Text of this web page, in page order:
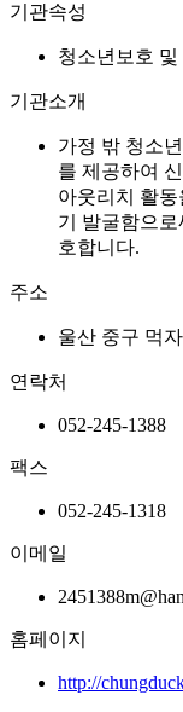
기관속성
청소년보호 및
기관소개
가정 밖 청소
를 제공하여
아웃리치 활
기 발굴함으
호합니다.
주소
울산 중구 먹
연락처
052-245-1388
팩스
052-245-1318
이메일
홈페이지
http://